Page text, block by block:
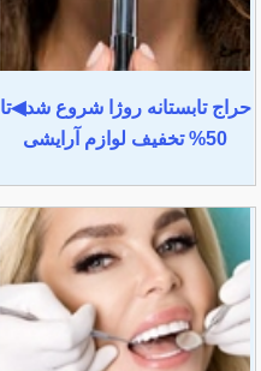
حراج تابستانه روژا شروع شد◀تا
50% تخفیف لوازم آرایشی